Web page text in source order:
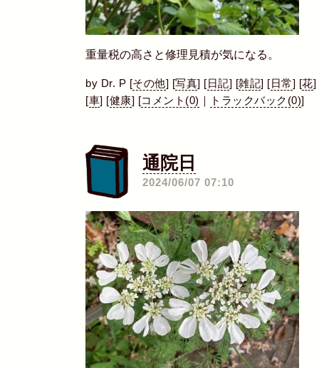
重量税の高さと修理見積が気になる。
by Dr. P [その他] [写真] [ 日記] [雑記] [ 日常] [花]
[車] [健康] [コメント(0) トラックバック(0)]
通院日
2024/06/07 07:10